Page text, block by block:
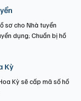
sơ cho Nhà tuyển
dụng; Chuẩn bị hồ
Kỳ
Kỳ sẽ cấp mã số hồ